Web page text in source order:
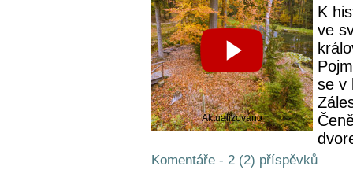
Aktualizováno
K
ve
se v
Komentáře - 2 (2) příspěvků